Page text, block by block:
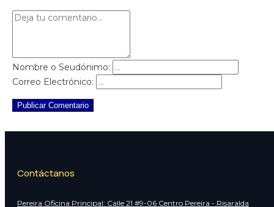
Nombre o Seudónimo:
Correo Electrónico:
Publicar Comentario
Contáctanos
Pereira Oficina Principal: Calle 21 #9-06 Centro Pereira - Risaralda